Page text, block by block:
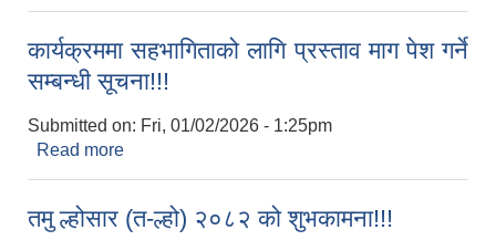
कार्यक्रममा सहभागिताको लागि प्रस्ताव माग पेश गर्ने
सम्बन्धी सूचना!!!
Submitted on: Fri, 01/02/2026 - 1:25pm
Read more
तमु ल्होसार (त-ल्हो) २०८२ को शुभकामना!!!